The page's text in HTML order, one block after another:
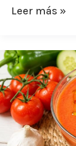
Leer más »
Gazpacho
andaluz
casero